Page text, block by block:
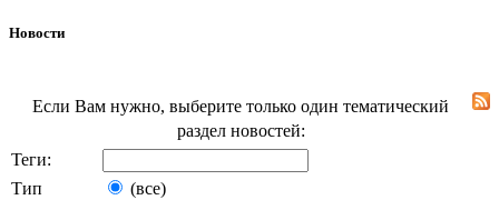
Новости
Если Вам нужно, выберите только один тематический
раздел новостей:
Теги:
Тип
(все)